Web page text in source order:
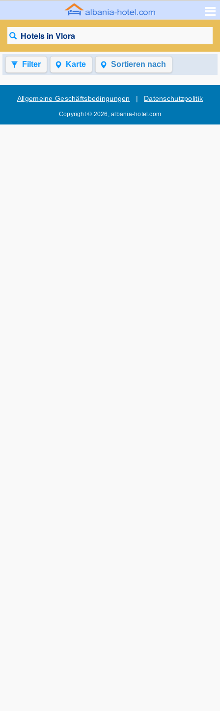
Hotels in Vlora
Filter Karte Sortieren nach
Allgemeine Geschäftsbedingungen | Datenschutzpolitik
Copyright © 2026, albania-hotel.com